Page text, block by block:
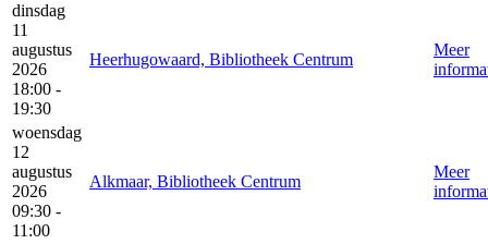
dinsdag
11
augustus
2026
18:00 -
19:30
Heerhugowaard, Bibliotheek Centrum
Meer
woensdag
12
augustus
2026
09:30 -
11:00
Alkmaar, Bibliotheek Centrum
Meer